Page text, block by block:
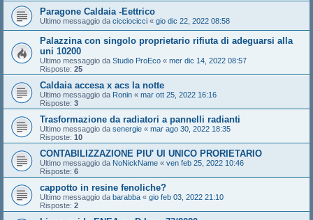
Paragone Caldaia -Eettrico
Ultimo messaggio da cicciocicci « gio dic 22, 2022 08:58
Palazzina con singolo proprietario rifiuta di adeguarsi alla
uni 10200
Ultimo messaggio da Studio ProEco « mer dic 14, 2022 08:57
Risposte: 25
Caldaia accesa x acs la notte
Ultimo messaggio da Ronin « mar ott 25, 2022 16:16
Risposte: 3
Trasformazione da radiatori a pannelli radianti
Ultimo messaggio da senergie « mar ago 30, 2022 18:35
Risposte: 10
CONTABILIZZAZIONE PIU' UI UNICO PRORIETARIO
Ultimo messaggio da NoNickName « ven feb 25, 2022 10:46
Risposte: 6
cappotto in resine fenoliche?
Ultimo messaggio da barabba « gio feb 03, 2022 21:10
Risposte: 2